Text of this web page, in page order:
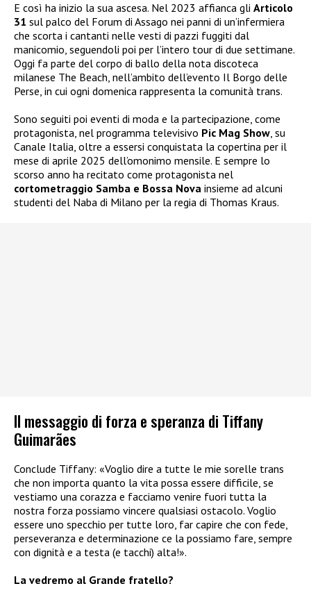
E così ha inizio la sua ascesa. Nel 2023 affianca gli Articolo
31 sul palco del Forum di Assago nei panni di un’infermiera
che scorta i cantanti nelle vesti di pazzi fuggiti dal
manicomio, seguendoli poi per l’intero tour di due settimane.
Oggi fa parte del corpo di ballo della nota discoteca
milanese The Beach, nell’ambito dell’evento Il Borgo delle
Perse, in cui ogni domenica rappresenta la comunità trans.
Sono seguiti poi eventi di moda e la partecipazione, come
protagonista, nel programma televisivo Pic Mag Show, su
Canale Italia, oltre a essersi conquistata la copertina per il
mese di aprile 2025 dell’omonimo mensile. E sempre lo
scorso anno ha recitato come protagonista nel
cortometraggio Samba e Bossa Nova insieme ad alcuni
studenti del Naba di Milano per la regia di Thomas Kraus.
Il messaggio di forza e speranza di Tiffany
Guimarães
Conclude Tiffany: «Voglio dire a tutte le mie sorelle trans
che non importa quanto la vita possa essere difficile, se
vestiamo una corazza e facciamo venire fuori tutta la
nostra forza possiamo vincere qualsiasi ostacolo. Voglio
essere uno specchio per tutte loro, far capire che con fede,
perseveranza e determinazione ce la possiamo fare, sempre
con dignità e a testa (e tacchi) alta!».
La vedremo al Grande fratello?